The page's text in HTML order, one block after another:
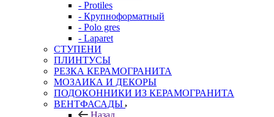
- Protiles
- Крупноформатный
- Polo gres
- Laparet
СТУПЕНИ
ПЛИНТУСЫ
РЕЗКА КЕРАМОГРАНИТА
МОЗАИКА И ДЕКОРЫ
ПОДОКОННИКИ ИЗ КЕРАМОГРАНИТА
ВЕНТФАСАДЫ
Назад